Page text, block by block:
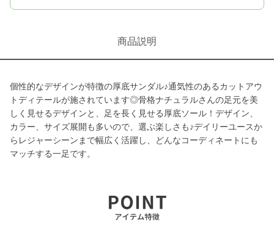
商品説明
個性的なデザインが特徴の厚底サンダル♪通気性のあるカットアウ
トディテールが施されています◎骨格ナチュラルさんの足元を美
しく見せるデザインと、足を長く見せる厚底ソール！デザイン、
カラー、サイズ展開も多いので、選ぶ楽しさも♪デイリーユースか
らレジャーシーンまで幅広く活躍し、どんなコーディネートにも
マッチする一足です。